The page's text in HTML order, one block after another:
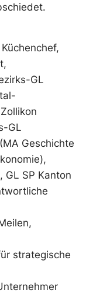
GL
GL
Geschichte
GL SP Kanton
strategische